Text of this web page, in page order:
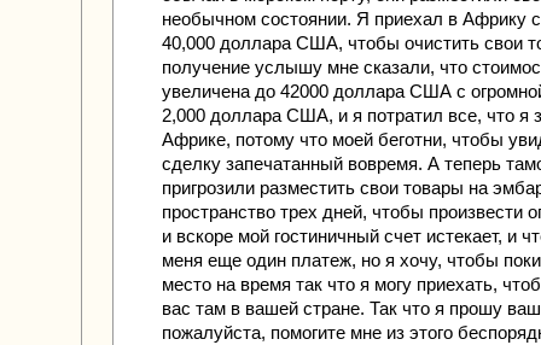
необычном состоянии. Я приехал в Африку
40,000 доллара США, чтобы очистить свои
получение услышу мне сказали, что
увеличена до 42000 доллара США с
2,000 доллара США, и я потратил все, что я
Африке, потому что моей беготни, чтобы
сделку запечатанный вовремя. А теперь
пригрозили разместить свои товары на
пространство трех дней, чтобы произвести
и вскоре мой гостиничный счет истекает, и
меня еще один платеж, но я хочу, чтобы
место на время так что я могу приехать,
вас там в вашей стране. Так что я прошу
пожалуйста, помогите мне из этого